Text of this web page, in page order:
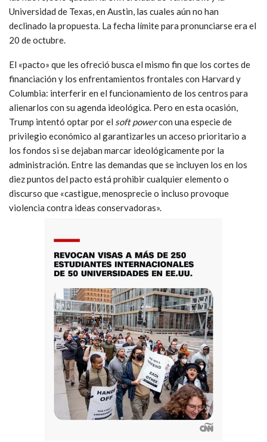
Universidad de Texas, en Austin, las cuales aún no han
declinado la propuesta. La fecha límite para pronunciarse era el
20 de octubre.
El «pacto» que les ofreció busca el mismo fin que los cortes de
financiación y los enfrentamientos frontales con Harvard y
Columbia: interferir en el funcionamiento de los centros para
alienarlos con su agenda ideológica. Pero en esta ocasión,
Trump intentó optar por el soft powercon una especie de
privilegio económico al garantizarles un acceso prioritario a
los fondos si se dejaban marcar ideológicamente por la
administración. Entre las demandas que se incluyen los en los
diez puntos del pacto está prohibir cualquier elemento o
discurso que «castigue, menosprecie o incluso provoque
violencia contra ideas conservadoras».